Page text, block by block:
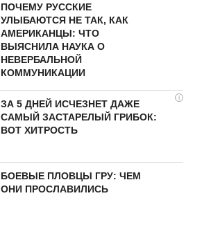
ПОЧЕМУ РУССКИЕ
УЛЫБАЮТСЯ НЕ ТАК, КАК
АМЕРИКАНЦЫ: ЧТО
ВЫЯСНИЛА НАУКА О
НЕВЕРБАЛЬНОЙ
КОММУНИКАЦИИ
i
ЗА 5 ДНЕЙ ИСЧЕЗНЕТ ДАЖЕ
САМЫЙ ЗАСТАРЕЛЫЙ ГРИБОК:
ВОТ ХИТРОСТЬ
БОЕВЫЕ ПЛОВЦЫ ГРУ: ЧЕМ
ОНИ ПРОСЛАВИЛИСЬ